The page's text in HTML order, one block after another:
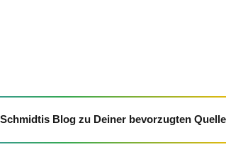
Schmidtis Blog zu Deiner bevorzugten